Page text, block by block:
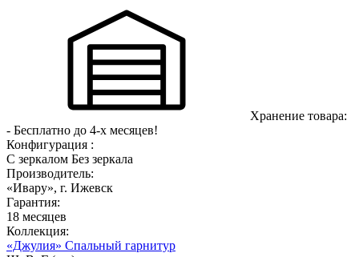
Хранение товара:
- Бесплатно до 4-х месяцев!
Конфигурация :
С зеркалом Без зеркала
Производитель:
«Ивару», г. Ижевск
Гарантия:
18 месяцев
Коллекция:
«Джулия» Спальный гарнитур